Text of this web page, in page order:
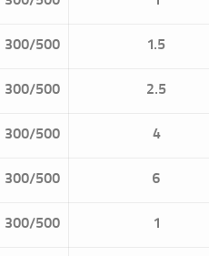
1.5
300/500
2.5
300/500
4
300/500
6
300/500
1
300/500